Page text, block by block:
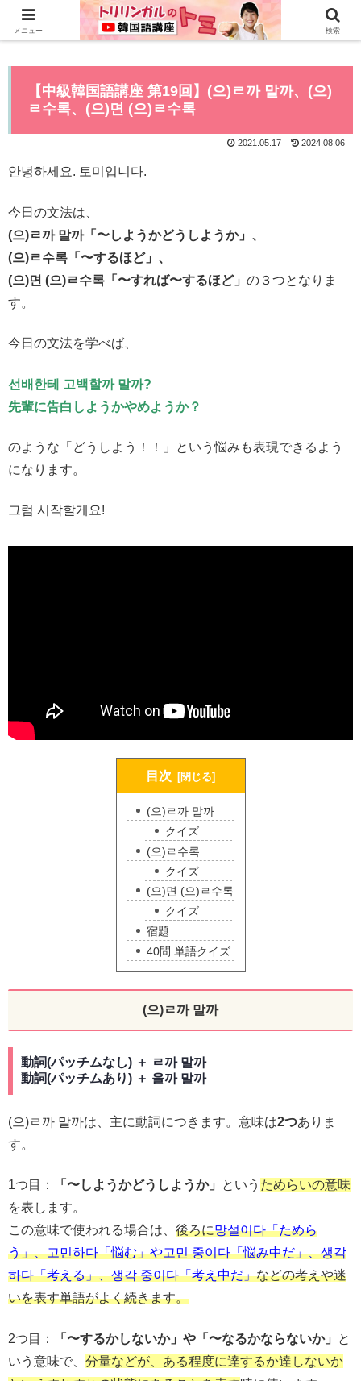
0から全てYouTubeで学べる韓国語講座はこちら>>
【中級韓国語講座 第19回】(으)ㄹ까 말까、(으)
ㄹ수록、(으)면 (으)ㄹ수록
2021.05.17 2024.08.06
안녕하세요. 토미입니다.
今日の文法は、
(으)ㄹ까 말까「〜しようかどうしようか」、
(으)ㄹ수록「〜するほど」、
(으)면 (으)ㄹ수록「〜すれば〜するほど」 の３つとなりま
す。
今日の文法を学べば、
선배한테 고백할까 말까?
先輩に告白しようかやめようか？
のような「どうしよう！！」という悩みも表現できるよう
になります。
그럼 시작할게요!
目次
(으)ㄹ까 말까
クイズ
(으)ㄹ수록
クイズ
(으)면 (으)ㄹ수록
クイズ
宿題
40問 単語クイズ
(으)ㄹ까 말까
動詞(パッチムなし) ＋ ㄹ까 말까
動詞(パッチムあり) ＋ 을까 말까
(으)ㄹ까 말까は、主に動詞につきます。意味は2つありま
す。
1つ目： 「〜しようかどうしようか」 という ためらいの意味
を表します。
この意味で使われる場合は、 後ろに망설이다「ためら
う」、고민하다「悩む」や고민 중이다「悩み中だ」、생각
하다「考える」、생각 중이다「考え中だ」などの考えや迷
いを表す単語がよく続きます。
2つ目： 「〜するかしないか」や「〜なるかならないか」
と
いう意味で、 分量などが、ある程度に達するか達しないか
メニュー 検索